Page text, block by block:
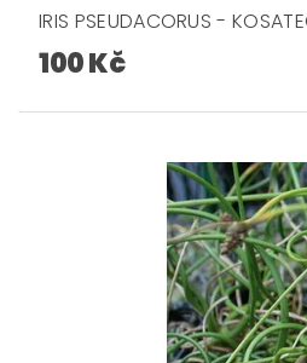
IRIS PSEUDACORUS -
100 Kč